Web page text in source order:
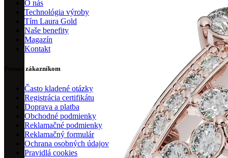
O nás
Technológia výroby
Tím Laura Gold
Naše benefity
Magazín
Kontakt
Pomoc zákazníkom
Často kladené otázky
Registrácia certifikátu
Doprava a platba
Obchodné podmienky
Reklamačné podmienky
Reklamačný formulár
Ochrana osobných údajov
Pravidlá cookies